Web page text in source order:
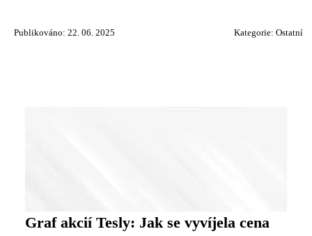
Publikováno: 22. 06. 2025 Kategorie: Ostatní
Graf akcií Tesly: Jak se vyvíjela cena